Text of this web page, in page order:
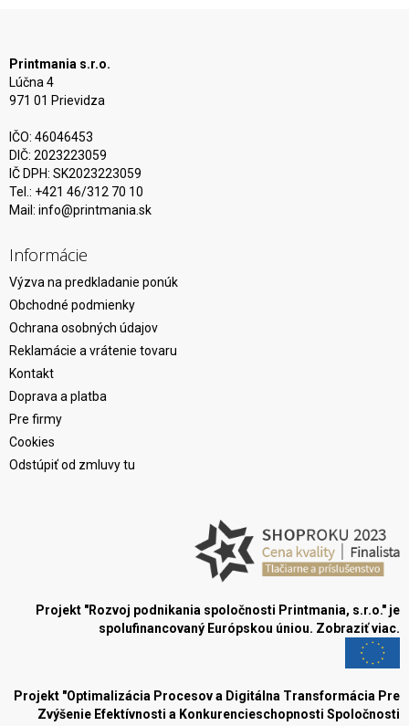
Printmania s.r.o.
Lúčna 4
971 01 Prievidza
IČO: 46046453
DIČ: 2023223059
IČ DPH: SK2023223059
Tel.: +421 46/312 70 10
Mail: info@printmania.sk
Informácie
Výzva na predkladanie ponúk
Obchodné podmienky
Ochrana osobných údajov
Reklamácie a vrátenie tovaru
Kontakt
Doprava a platba
Pre firmy
Cookies
Odstúpiť od zmluvy tu
Projekt "Rozvoj podnikania spoločnosti Printmania, s.r.o." je
spolufinancovaný Európskou úniou. Zobraziť viac.
Projekt "Optimalizácia Procesov a Digitálna Transformácia Pre
Zvýšenie Efektívnosti a Konkurencieschopnosti Spoločnosti